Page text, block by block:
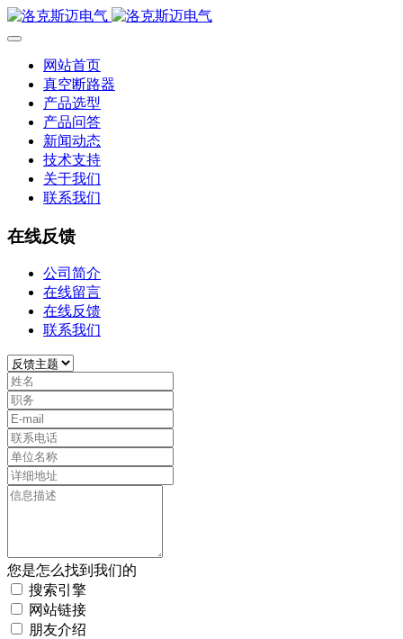
网站首页
真空断路器
产品选型
产品问答
新闻动态
技术支持
关于我们
联系我们
在线反馈
公司简介
在线留言
在线反馈
联系我们
您是怎么找到我们的
搜索引擎
网站链接
朋友介绍